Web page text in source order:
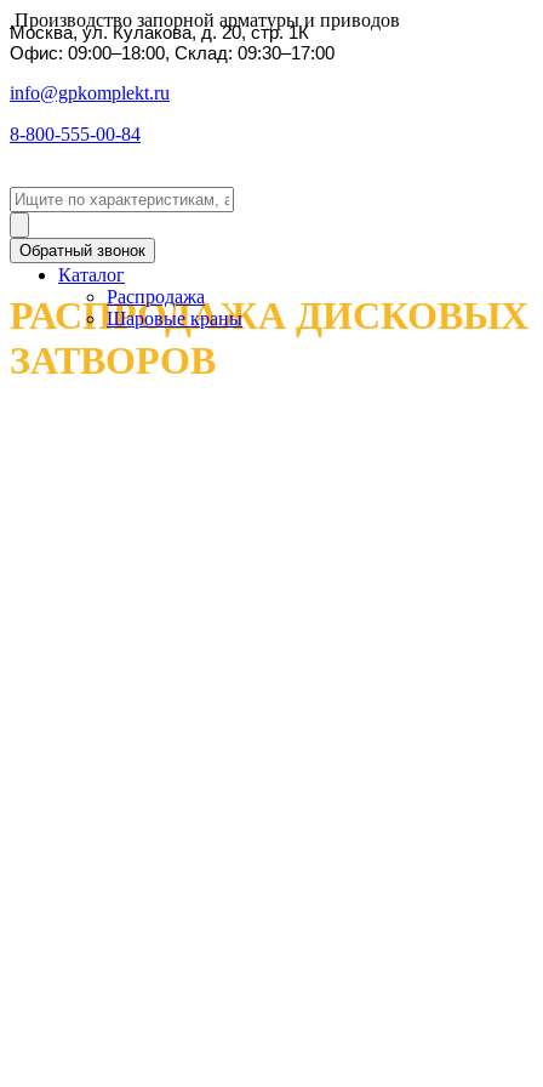
Производство запорной арматуры и приводов
Москва, ул. Кулакова, д. 20, стр. 1К
Офис: 09:00–18:00, Склад: 09:30–17:00
info@gpkomplekt.ru
8-800-555-00-84
Обратный звонок
РАСПРОДАЖА ДИСКОВЫХ
ЗАТВОРОВ
Каталог
Распродажа
Шаровые краны